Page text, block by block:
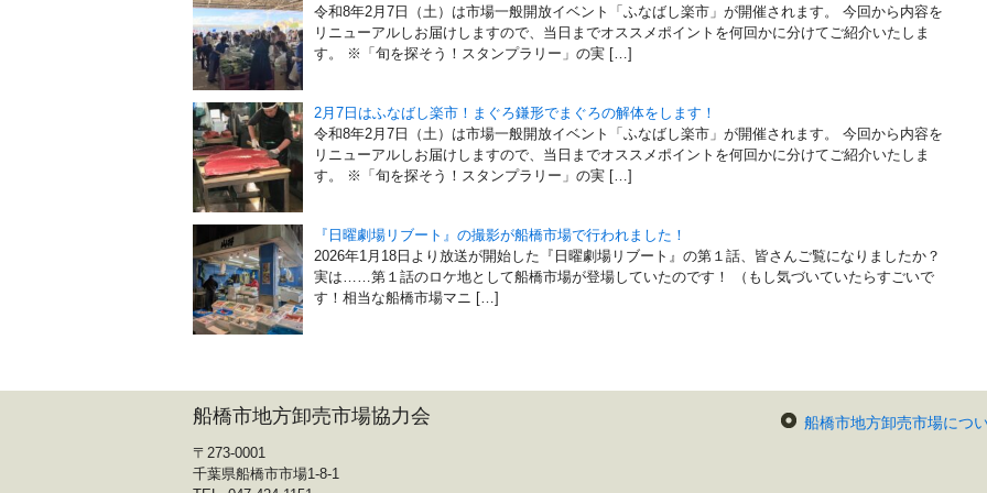
令和8年2月7日（土）は市場一般開放イベント「ふなばし楽市」が開催されます。 今回から内容を
リニューアルしお届けしますので、当日までオススメポイントを何回かに分けてご紹介いたしま
す。 ※「旬を探そう！スタンプラリー」の実 […]
2月7日はふなばし楽市！まぐろ鎌形でまぐろの解体をします！
令和8年2月7日（土）は市場一般開放イベント「ふなばし楽市」が開催されます。 今回から内容を
リニューアルしお届けしますので、当日までオススメポイントを何回かに分けてご紹介いたしま
す。 ※「旬を探そう！スタンプラリー」の実 […]
『日曜劇場リブート』の撮影が船橋市場で行われました！
2026年1月18日より放送が開始した『日曜劇場リブート』の第１話、皆さんご覧になりましたか？
実は……第１話のロケ地として船橋市場が登場していたのです！ （もし気づいていたらすごいで
す！相当な船橋市場マニ […]
船橋市地方卸売市場協力会
〒273-0001
千葉県船橋市市場1-8-1
船橋市地方卸売市場につ